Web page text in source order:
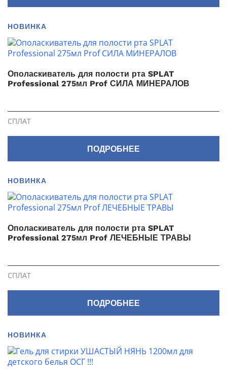
НОВИНКА
Ополаскиватель для полости рта SPLAT
Professional 275мл Prof СИЛА МИНЕРАЛОВ
СПЛАТ
ПОДРОБНЕЕ
НОВИНКА
Ополаскиватель для полости рта SPLAT
Professional 275мл Prof ЛЕЧЕБНЫЕ ТРАВЫ
СПЛАТ
ПОДРОБНЕЕ
НОВИНКА